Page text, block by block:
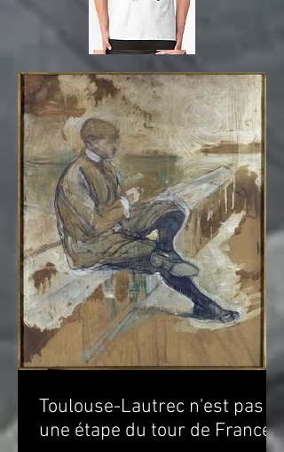
Toulouse-Lautrec n'est pas
une étape du tour de France!